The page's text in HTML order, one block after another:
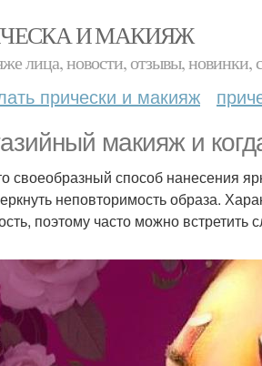
И МАКИЯЖ
лица, новости, отзывы, новинки,
прически и макияж
макияж и
своеобразный способ нанесения
неповторимость образа.
поэтому часто можно